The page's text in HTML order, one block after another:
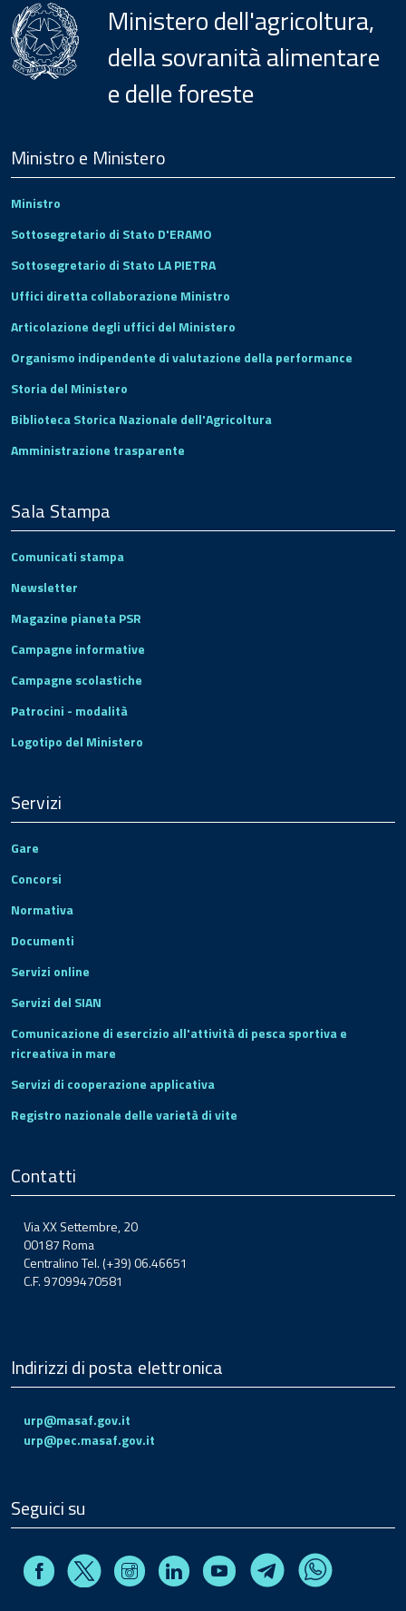
Ministero dell'agricoltura,
della sovranità alimentare
e delle foreste
Footer
Ministro e Ministero
Ministro
Sottosegretario di Stato D'ERAMO
Sottosegretario di Stato LA PIETRA
Uffici diretta collaborazione Ministro
Articolazione degli uffici del Ministero
Organismo indipendente di valutazione della performance
Storia del Ministero
Biblioteca Storica Nazionale dell'Agricoltura
Amministrazione trasparente
Sala Stampa
Comunicati stampa
Newsletter
Magazine pianeta PSR
Campagne informative
Campagne scolastiche
Patrocini - modalità
Logotipo del Ministero
Servizi
Gare
Concorsi
Normativa
Documenti
Servizi online
Servizi del SIAN
Comunicazione di esercizio all'attività di pesca sportiva e
ricreativa in mare
Servizi di cooperazione applicativa
Registro nazionale delle varietà di vite
Contatti
Via XX Settembre, 20
00187 Roma
Centralino Tel. (+39) 06.46651
C.F. 97099470581
Indirizzi di posta elettronica
urp@masaf.gov.it
urp@pec.masaf.gov.it
Seguici su
FacebookX InstagramLinkedin Youtube TelegramWhatsapp